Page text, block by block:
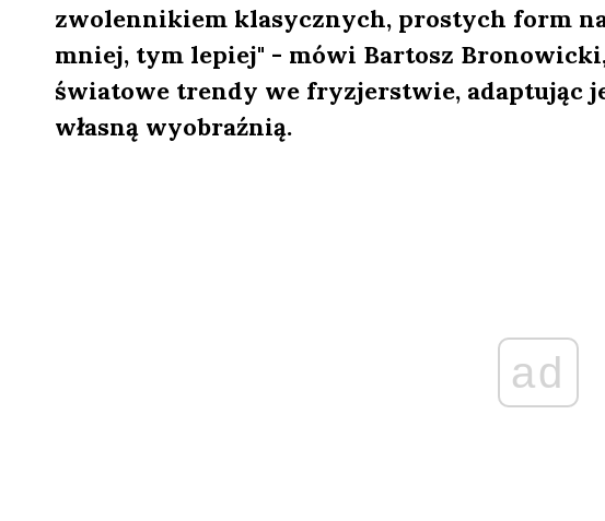
zwolennikiem klasycznych, prostych form na
mniej, tym lepiej" - mówi Bartosz
światowe trendy we fryzjerstwie, adaptując
własną wyobraźnią.
ad